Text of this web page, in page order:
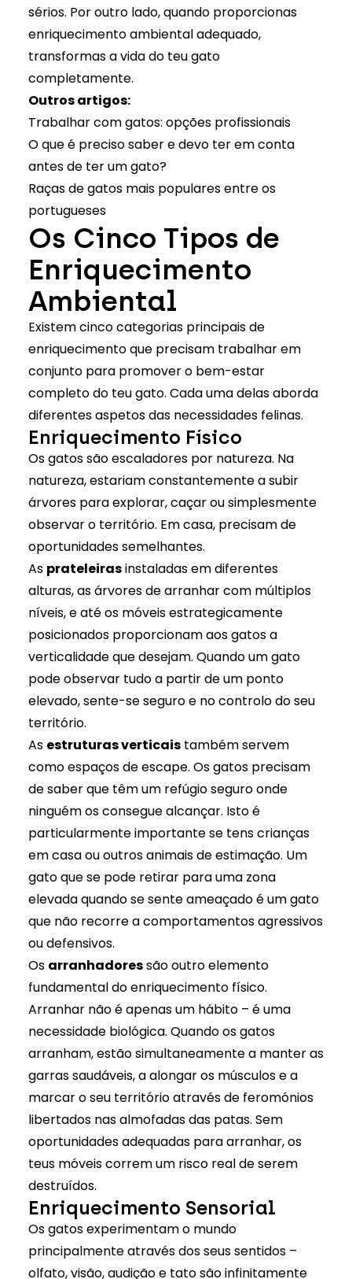
sérios. Por outro lado, quando proporcionas
enriquecimento ambiental adequado,
transformas a vida do teu gato
completamente.
Outros artigos:
Trabalhar com gatos: opções profissionais
O que é preciso saber e devo ter em conta
antes de ter um gato?
Raças de gatos mais populares entre os
portugueses
Os Cinco Tipos de
Enriquecimento
Ambiental
Existem cinco categorias principais de
enriquecimento que precisam trabalhar em
conjunto para promover o bem-estar
completo do teu gato. Cada uma delas aborda
diferentes aspetos das necessidades felinas.
Enriquecimento Físico
Os gatos são escaladores por natureza. Na
natureza, estariam constantemente a subir
árvores para explorar, caçar ou simplesmente
observar o território. Em casa, precisam de
oportunidades semelhantes.
As prateleirasinstaladas em diferentes
alturas, as árvores de arranhar com múltiplos
níveis, e até os móveis estrategicamente
posicionados proporcionam aos gatos a
verticalidade que desejam. Quando um gato
pode observar tudo a partir de um ponto
elevado, sente-se seguro e no controlo do seu
território.
As estruturas verticaistambém servem
como espaços de escape. Os gatos precisam
de saber que têm um refúgio seguro onde
ninguém os consegue alcançar. Isto é
particularmente importante se tens crianças
em casa ou outros animais de estimação. Um
gato que se pode retirar para uma zona
elevada quando se sente ameaçado é um gato
que não recorre a comportamentos agressivos
ou defensivos.
Os arranhadoressão outro elemento
fundamental do enriquecimento físico.
Arranhar não é apenas um hábito – é uma
necessidade biológica. Quando os gatos
arranham, estão simultaneamente a manter as
garras saudáveis, a alongar os músculos e a
marcar o seu território através de feromónios
libertados nas almofadas das patas. Sem
oportunidades adequadas para arranhar, os
teus móveis correm um risco real de serem
destruídos.
Enriquecimento Sensorial
Os gatos experimentam o mundo
principalmente através dos seus sentidos –
olfato, visão, audição e tato são infinitamente